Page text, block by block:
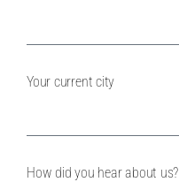
Your current city
How did you hear about us?